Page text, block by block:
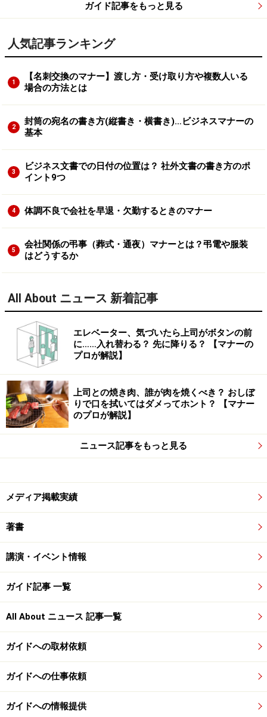
ガイド記事をもっと見る
人気記事ランキング
1
【名刺交換のマナー】渡し方・受け取り方や複数人いる
場合の方法とは
2
封筒の宛名の書き方(縦書き・横書き)…ビジネスマナーの
基本
3
ビジネス文書での日付の位置は？ 社外文書の書き方のポ
イント9つ
4 体調不良で会社を早退・欠勤するときのマナー
5
会社関係の弔事（葬式・通夜）マナーとは？弔電や服装
はどうするか
All About ニュース 新着記事
エレベーター、気づいたら上司がボタンの前
に……入れ替わる？ 先に降りる？ 【マナーの
プロが解説】
上司との焼き肉、誰が肉を焼くべき？ おしぼ
りで口を拭いてはダメってホント？ 【マナー
のプロが解説】
ニュース記事をもっと見る
メディア掲載実績
著書
講演・イベント情報
ガイド記事 一覧
All About ニュース 記事一覧
ガイドへの取材依頼
ガイドへの仕事依頼
ガイドへの情報提供